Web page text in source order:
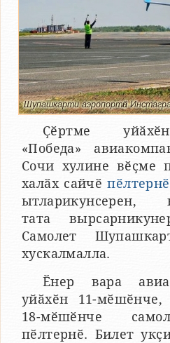
Шупашкарти аэропортӑн
Ҫӗртме
«Победа»
Сочи хулине вӗҫме
халӑх сайчӗ
ытларикунсерен,
тата
Самолет
хускалмалла.
Ӗнер вара
уйӑхӗн 11-
18-мӗшӗнче
пӗлтернӗ. Билет